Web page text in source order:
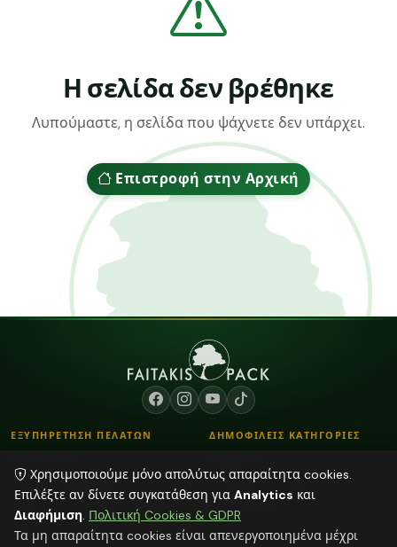
Η σελίδα δεν βρέθηκε
Λυπούμαστε, η σελίδα που ψάχνετε δεν υπάρχει.
Επιστροφή στην Αρχική
ΕΞΥΠΗΡΕΤΗΣΗ ΠΕΛΑΤΩΝ
Τρόποι Παραγγελίας
Τρόποι Αποστολής & Πληρωμής
Blog
ΔΗΜΟΦΙΛΕΙΣ ΚΑΤΗΓΟΡΙΕΣ
Λουλούδια - Βάζα
Αποξηραμένα φυτά
Χρησιμοποιούμε μόνο απολύτως απαραίτητα cookies.
Επιλέξτε αν δίνετε συγκατάθεση για Analytics και
Διαφήμιση. Πολιτική Cookies & GDPR
Τα μη απαραίτητα cookies είναι απενεργοποιημένα μέχρι